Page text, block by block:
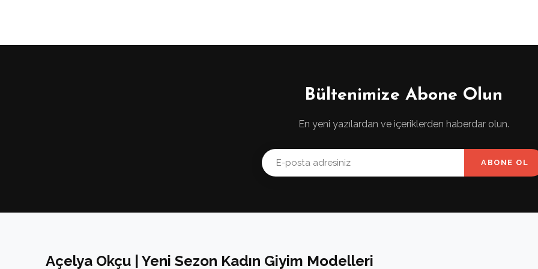
Bültenimize Abone Olun
En yeni yazılardan ve içeriklerden haberdar olun.
ABONE OL
Açelya Okçu | Yeni Sezon Kadın Giyim Modelleri